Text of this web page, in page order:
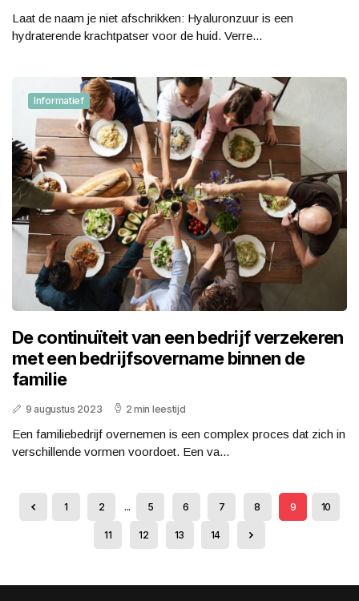
Laat de naam je niet afschrikken: Hyaluronzuur is een
hydraterende krachtpatser voor de huid. Verre...
Informatief
De continuïteit van een bedrijf verzekeren
met een bedrijfsovername binnen de
familie
9 augustus 2023 2 min leestijd
Een familiebedrijf overnemen is een complex proces dat zich in
verschillende vormen voordoet. Een va...
1 2 ... 5 6 7 8 9 10
11 12 13 14